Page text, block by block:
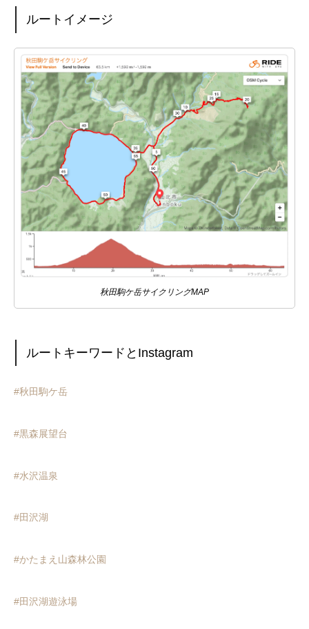
ルートイメージ
秋田駒ケ岳サイクリングMAP
ルートキーワードとInstagram
#秋田駒ケ岳
#黒森展望台
#水沢温泉
#田沢湖
#かたまえ山森林公園
#田沢湖遊泳場